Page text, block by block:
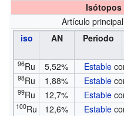
Isótopos
Artículo
iso
AN Periodo
96Ru 5,52% Estable
98Ru 1,88% Estable
99Ru 12,7% Estable
100Ru 12,6% Estable